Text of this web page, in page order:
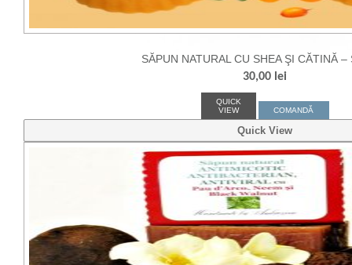
SĂPUN NATURAL CU SHEA ŞI CĂTINĂ –
30,00 lei
QUICK
VIEW
COMANDĂ
Quick View